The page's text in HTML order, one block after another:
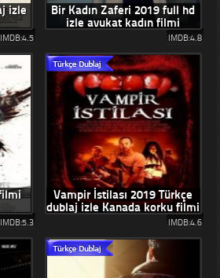
izle
IMDB:4.5
Bir Kadın Zaferi 2019 full hd
izle avukat kadın filmi
IMDB:4.8
IMDB:5.3
Vampir İstilası 2019 Türkçe
dublaj izle Kanada korku filmi
IMDB:4.6